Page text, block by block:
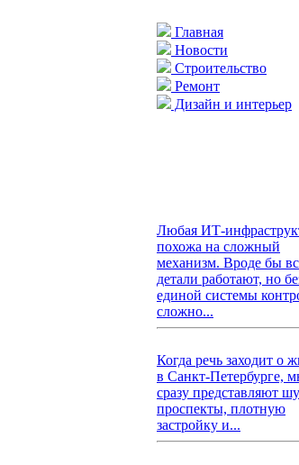
Главная
Новости
Строительство
Ремонт
Дизайн и интерьер
Любая ИТ-
похожа на сложный
механизм. Вроде бы
детали работают, но
единой системы
сложно...
Когда речь заходит о
в Санкт-Петербурге,
сразу представляют
проспекты, плотную
застройку и...